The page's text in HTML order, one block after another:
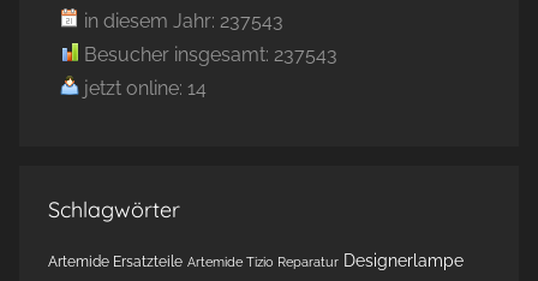
in diesem Jahr: 237543
Besucher insgesamt: 237543
jetzt online: 14
Schlagwörter
Artemide Ersatzteile Artemide Tizio Reparatur Designerlampe